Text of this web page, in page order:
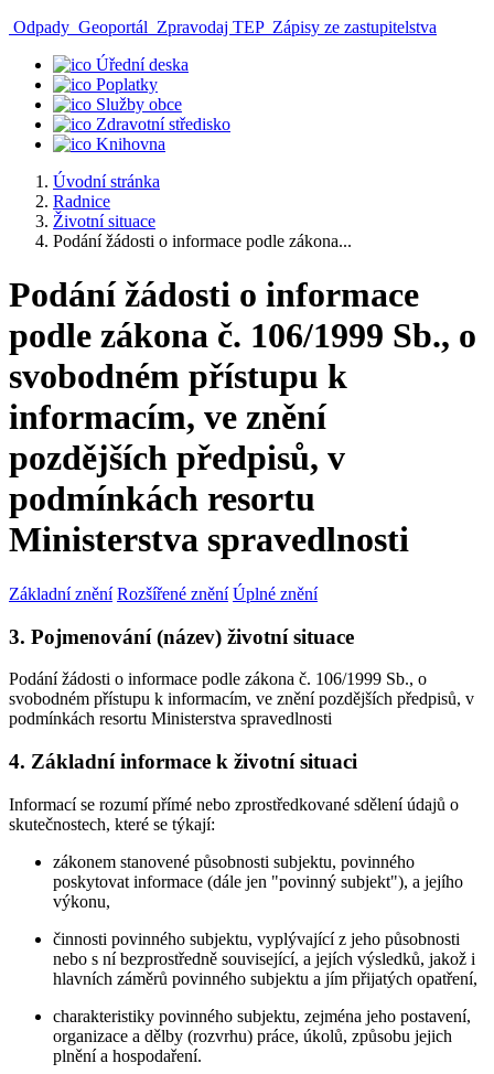
Odpady Geoportál Zpravodaj TEP Zápisy ze zastupitelstva
Úřední deska
Poplatky
Služby obce
Zdravotní středisko
Knihovna
Úvodní stránka
Radnice
Životní situace
Podání žádosti o informace podle zákona...
Podání žádosti o informace
podle zákona č. 106/1999 Sb., o
svobodném přístupu k
informacím, ve znění
pozdějších předpisů, v
podmínkách resortu
Ministerstva spravedlnosti
Základní znění Rozšířené znění Úplné znění
3. Pojmenování (název) životní situace
Podání žádosti o informace podle zákona č. 106/1999 Sb., o
svobodném přístupu k informacím, ve znění pozdějších předpisů, v
podmínkách resortu Ministerstva spravedlnosti
4. Základní informace k životní situaci
Informací se rozumí přímé nebo zprostředkované sdělení údajů o
skutečnostech, které se týkají:
zákonem stanovené působnosti subjektu, povinného
poskytovat informace (dále jen "povinný subjekt"), a jejího
výkonu,
činnosti povinného subjektu, vyplývající z jeho působnosti
nebo s ní bezprostředně související, a jejích výsledků, jakož i
hlavních záměrů povinného subjektu a jím přijatých opatření,
charakteristiky povinného subjektu, zejména jeho postavení,
organizace a dělby (rozvrhu) práce, úkolů, způsobu jejich
plnění a hospodaření.